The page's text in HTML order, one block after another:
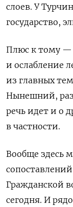
слоев. У
государство,
Плюс к тому —
и ослабление
из главных
Нынешний,
речь идет и о
в частности.
Вообще здесь
Гражданской
сегодня. И